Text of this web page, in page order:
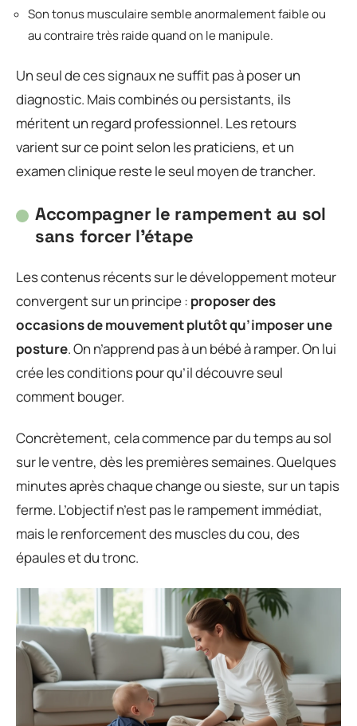
Son tonus musculaire semble anormalement faible ou
au contraire très raide quand on le manipule.
Un seul de ces signaux ne suffit pas à poser un
diagnostic. Mais combinés ou persistants, ils
méritent un regard professionnel. Les retours
varient sur ce point selon les praticiens, et un
examen clinique reste le seul moyen de trancher.
Accompagner le rampement au sol
sans forcer l’étape
Les contenus récents sur le développement moteur
convergent sur un principe : proposer des
occasions de mouvement plutôt qu’imposer une
posture. On n’apprend pas à un bébé à ramper. On lui
crée les conditions pour qu’il découvre seul
comment bouger.
Concrètement, cela commence par du temps au sol
sur le ventre, dès les premières semaines. Quelques
minutes après chaque change ou sieste, sur un tapis
ferme. L’objectif n’est pas le rampement immédiat,
mais le renforcement des muscles du cou, des
épaules et du tronc.